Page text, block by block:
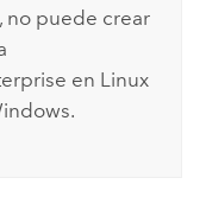
no puede crear
en Linux